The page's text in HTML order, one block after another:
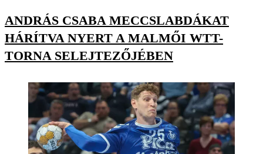
ANDRÁS CSABA MECCSLABDÁKAT
HÁRÍTVA NYERT A MALMŐI WTT-
TORNA SELEJTEZŐJÉBEN